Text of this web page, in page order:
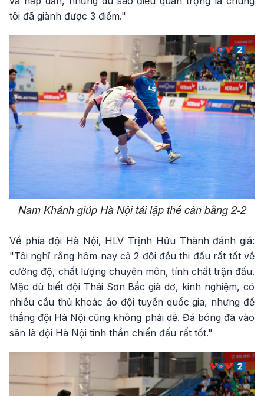
tôi đã giành được 3 điểm."
Nam Khánh giúp Hà Nội tái lập thế cân bằng 2-2
Về phía đội Hà Nội, HLV Trịnh Hữu Thành đánh giá:
"Tôi nghĩ rằng hôm nay cả 2 đội đều thi đấu rất tốt về
cường độ, chất lượng chuyên môn, tính chất trận đấu.
Mặc dù biết đội Thái Sơn Bắc già dơ, kinh nghiệm, có
nhiều cầu thủ khoác áo đội tuyển quốc gia, nhưng để
thắng đội Hà Nội cũng không phải dễ. Đá bóng đã vào
sân là đội Hà Nội tinh thần chiến đấu rất tốt."